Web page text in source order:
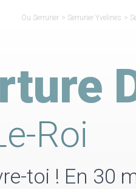
Ou Serrurier > Serrurier Yvelines >
Roi
toi ! En 30